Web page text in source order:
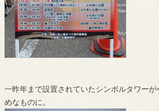
一昨年まで設置されていたシンボルタワーが
めなものに。